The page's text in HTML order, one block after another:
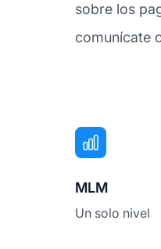
sobre los
comunícate
MLM
Un solo nivel